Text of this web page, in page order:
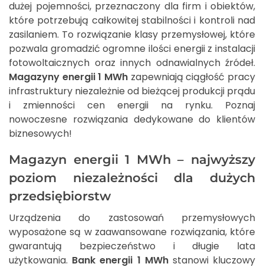
dużej pojemności, przeznaczony dla firm i obiektów,
które potrzebują całkowitej stabilności i kontroli nad
zasilaniem. To rozwiązanie klasy przemysłowej, które
pozwala gromadzić ogromne ilości energii z instalacji
fotowoltaicznych oraz innych odnawialnych źródeł.
Magazyny energii 1 MWh zapewniają ciągłość pracy
infrastruktury niezależnie od bieżącej produkcji prądu
i zmienności cen energii na rynku. Poznaj
nowoczesne rozwiązania dedykowane do klientów
biznesowych!
Magazyn energii 1 MWh – najwyższy
poziom niezależności dla dużych
przedsiębiorstw
Urządzenia do zastosowań przemysłowych
wyposażone są w zaawansowane rozwiązania, które
gwarantują bezpieczeństwo i długie lata
użytkowania. Bank energii 1 MWhstanowi kluczowy